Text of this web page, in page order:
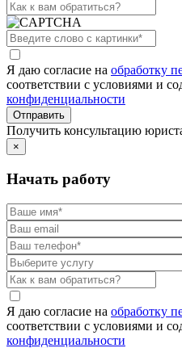
Я даю согласие на обработку
соответствии с условиями и
конфиденциальности
Получить консультацию
×
Начать работу
Я даю согласие на обработку
соответствии с условиями и
конфиденциальности